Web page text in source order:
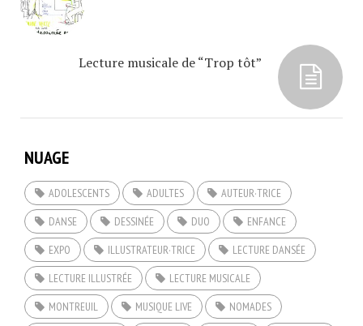
Lecture musicale de “Trop tôt”
NUAGE
ADOLESCENTS ADULTES
AUTEUR·TRICE
DANSE
DESSINÉE DUO
ENFANCE
EXPO
ILLUSTRATEUR·TRICE
LECTURE DANSÉE
LECTURE ILLUSTRÉE
LECTURE MUSICALE
MONTREUIL
MUSIQUE LIVE
NOMADES